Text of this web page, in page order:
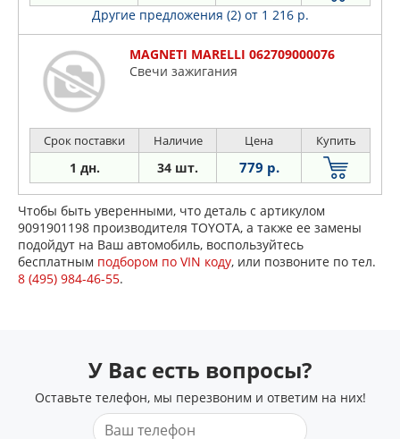
Другие предложения (2) от 1 216 р.
MAGNETI MARELLI 062709000076
Свечи зажигания
Срок поставки Наличие Цена Купить
1 дн. 34 шт. 779 р.
Чтобы быть уверенными, что деталь с артикулом
9091901198 производителя TOYOTA, а также ее замены
подойдут на Ваш автомобиль, воспользуйтесь
бесплатным подбором по VIN коду, или позвоните по тел.
8 (495) 984-46-55.
У Вас есть вопросы?
Оставьте телефон, мы перезвоним и ответим на них!